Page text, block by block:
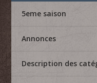
5eme saison
Annonces
Description des